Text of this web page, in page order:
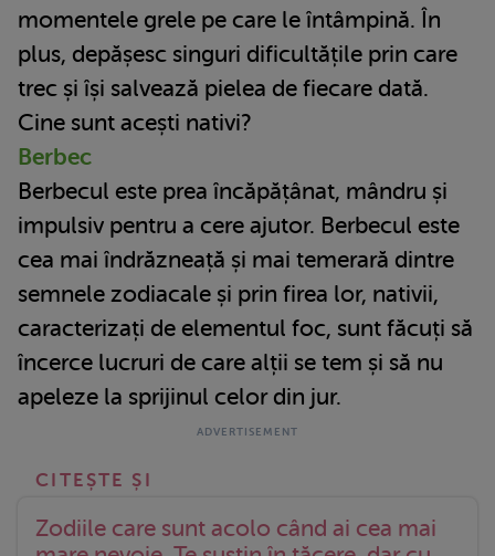
momentele grele pe care le întâmpină. În
plus, depășesc singuri dificultățile prin care
trec și își salvează pielea de fiecare dată.
Cine sunt acești nativi?
Berbec
Berbecul este prea încăpățânat, mândru și
impulsiv pentru a cere ajutor. Berbecul este
cea mai îndrăzneață și mai temerară dintre
semnele zodiacale și prin firea lor, nativii,
caracterizați de elementul foc, sunt făcuți să
încerce lucruri de care alții se tem și să nu
apeleze la sprijinul celor din jur.
Zodiile care sunt acolo când ai cea mai